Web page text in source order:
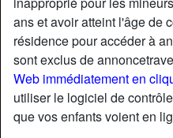
ans et avoir atteint l'âge de
résidence pour accéder à
sont exclus de
Web immédiatement en
utiliser le logiciel de
que vos enfants voient en